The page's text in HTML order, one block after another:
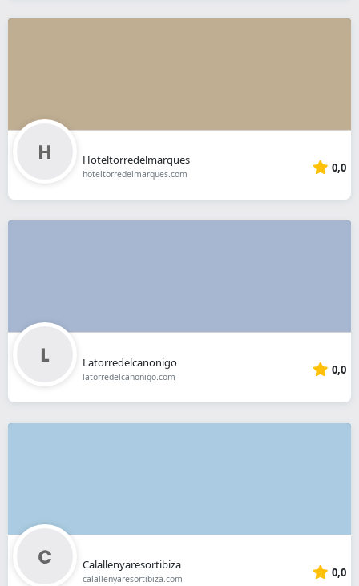
Hoteltorredelmarques
hoteltorredelmarques.com 0,0
Latorredelcanonigo
latorredelcanonigo.com 0,0
Calallenyaresortibiza
calallenyaresortibiza.com 0,0